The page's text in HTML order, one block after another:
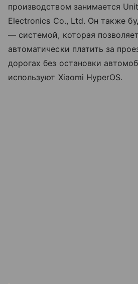
производством занимается
Electronics Co., Ltd. Он также
— системой, которая
автоматически платить за
дорогах без остановки
используют Xiaomi HyperOS.